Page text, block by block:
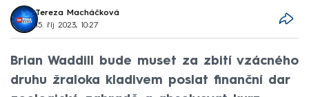
Tereza Macháčková
15. říj 2023, 10:27
Brian Waddill bude muset za zbití vzácného
druhu žraloka kladivem poslat finanční dar